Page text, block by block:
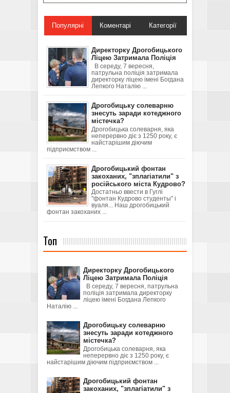
Популярні Коментарі Категорії
Директорку Дрогобицького
Ліцею Затримала Поліція
В середу, 7 вересня,
патрульна поліція затримала
директорку ліцею імені Богдана
Лепкого Наталію ...
Дрогобицьку солеварню
знесуть заради котеджного
містечка?
Дрогобицька солеварня, яка
неперервно діє з 1250 року, є
найстарішим діючим
підприємством ...
Дрогобицький фонтан
закоханих, "зплагіатили" з
російського міста Кудрово?
Достатньо ввести в Гуглі
"фонтан Кудрово студенты" і
вуаля... Наш дрогобицький
фонтан закоханих ...
Топ
Директорку Дрогобицького
Ліцею Затримала Поліція
В середу, 7 вересня, патрульна
поліція затримала директорку
ліцею імені Богдана Лепкого
Наталію ...
Дрогобицьку солеварню
знесуть заради котеджного
містечка?
Дрогобицька солеварня, яка
неперервно діє з 1250 року, є
найстарішим діючим підприємством ...
Дрогобицький фонтан
закоханих, "зплагіатили" з